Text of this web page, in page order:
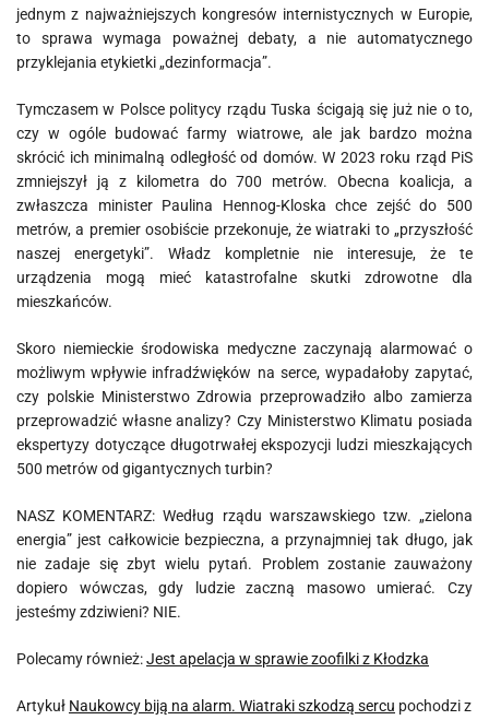
jednym z najważniejszych kongresów internistycznych w Europie,
to sprawa wymaga poważnej debaty, a nie automatycznego
przyklejania etykietki „dezinformacja”.
Tymczasem w Polsce politycy rządu Tuska ścigają się już nie o to,
czy w ogóle budować farmy wiatrowe, ale jak bardzo można
skrócić ich minimalną odległość od domów. W 2023 roku rząd PiS
zmniejszył ją z kilometra do 700 metrów. Obecna koalicja, a
zwłaszcza minister Paulina Hennog-Kloska chce zejść do 500
metrów, a premier osobiście przekonuje, że wiatraki to „przyszłość
naszej energetyki”. Władz kompletnie nie interesuje, że te
urządzenia mogą mieć katastrofalne skutki zdrowotne dla
mieszkańców.
Skoro niemieckie środowiska medyczne zaczynają alarmować o
możliwym wpływie infradźwięków na serce, wypadałoby zapytać,
czy polskie Ministerstwo Zdrowia przeprowadziło albo zamierza
przeprowadzić własne analizy? Czy Ministerstwo Klimatu posiada
ekspertyzy dotyczące długotrwałej ekspozycji ludzi mieszkających
500 metrów od gigantycznych turbin?
NASZ KOMENTARZ: Według rządu warszawskiego tzw. „zielona
energia” jest całkowicie bezpieczna, a przynajmniej tak długo, jak
nie zadaje się zbyt wielu pytań. Problem zostanie zauważony
dopiero wówczas, gdy ludzie zaczną masowo umierać. Czy
jesteśmy zdziwieni? NIE.
Polecamy również:Jest apelacja w sprawie zoofilki z Kłodzka
Artykuł Naukowcy biją na alarm. Wiatraki szkodzą sercu pochodzi z